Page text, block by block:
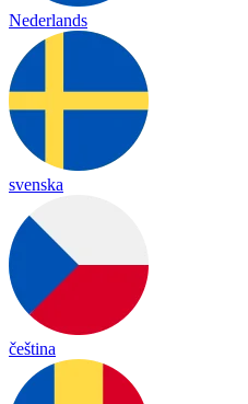
Nederlands
svenska
čeština